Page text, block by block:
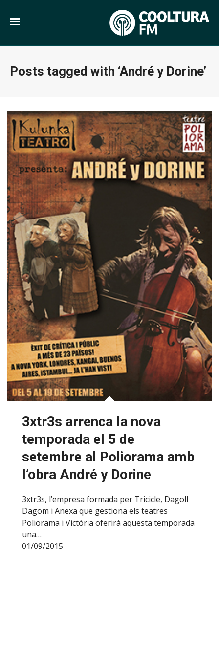
Posts tagged with ‘André y Dorine’
3xtr3s arrenca la nova
temporada el 5 de
setembre al Poliorama amb
l’obra André y Dorine
3xtr3s, l’empresa formada per Tricicle, Dagoll
Dagom i Anexa que gestiona els teatres
Poliorama i Victòria oferirà aquesta temporada
una…
01/09/2015